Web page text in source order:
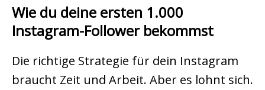
Wie du deine ersten 1.000
Instagram-Follower bekommst
Die richtige Strategie für dein Instagram
braucht Zeit und Arbeit. Aber es lohnt sich.